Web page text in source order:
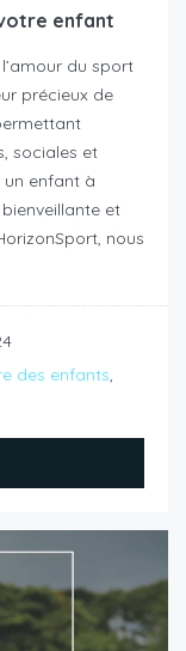
enfant
du sport
précieux de
sociales et
un enfant à
et
nous
des enfants,